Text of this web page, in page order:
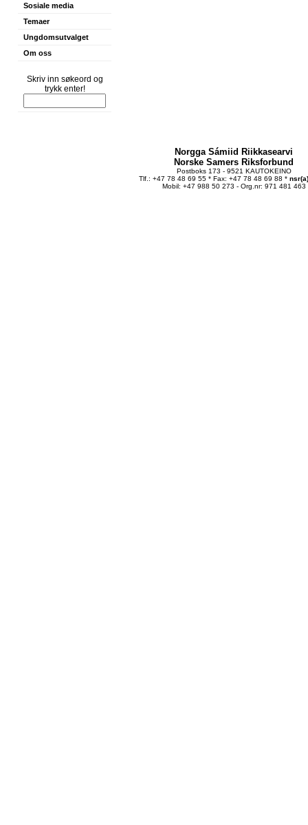
Sosiale media
Temaer
Ungdomsutvalget
Om oss
Skriv inn søkeord og
trykk enter!
Norgga Sámiid Riikkasearvi
Norske Samers Riksforbund
Postboks 173 - 9521 KAUTOKEINO
Tlf.: +47 78 48 69 55 * Fax: +47 78 48 69 88 *
Mobil: +47 988 50 273 - Org.nr: 971 481 463